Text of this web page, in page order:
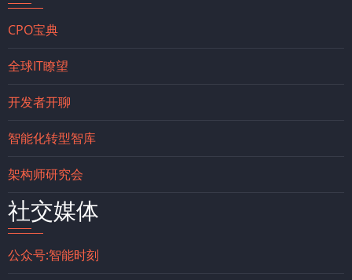
CPO宝典
全球IT瞭望
开发者开聊
智能化转型智库
架构师研究会
社交媒体
公众号:智能时刻